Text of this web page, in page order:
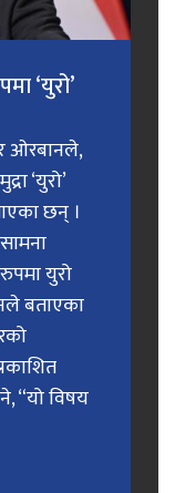
‘युरो’
ओरबानले,
‘युरो’
छन् ।
युरो
बताएका
“यो विषय